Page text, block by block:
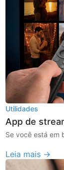
Utilidades
App de
Se você está em
Leia mais →